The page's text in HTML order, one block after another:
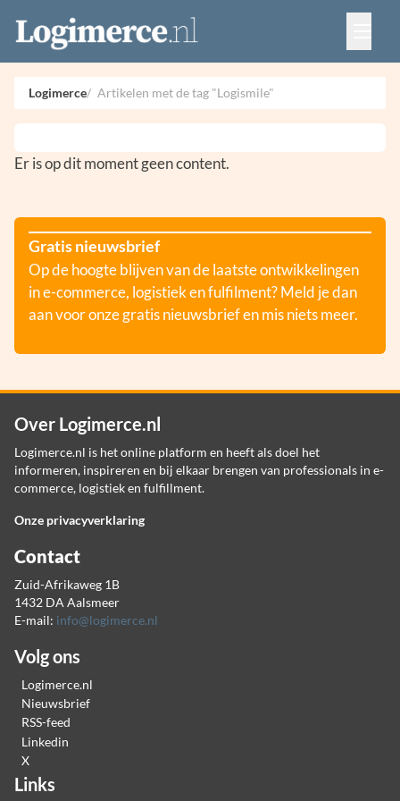
Vacatures
Events
Adverteren
Partners
Logimerce Artikelen met de tag "Logismile"
Er is op dit moment geen content.
Gratis nieuwsbrief
Op de hoogte blijven van de laatste ontwikkelingen
in e-commerce, logistiek en fulfilment? Meld je dan
aan voor onze gratis nieuwsbrief en mis niets meer.
Over Logimerce.nl
Logimerce.nl is het online platform en heeft als doel het
informeren, inspireren en bij elkaar brengen van professionals in e-
commerce, logistiek en fulfillment.
Onze privacyverklaring
Contact
Zuid-Afrikaweg 1B
1432 DA Aalsmeer
E-mail: info@logimerce.nl
Volg ons
Logimerce.nl
Nieuwsbrief
RSS-feed
Linkedin
X
Links